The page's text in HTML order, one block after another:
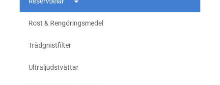
Rost & Rengöringsmedel
Trådgnistfilter
Ultraljudstvättar